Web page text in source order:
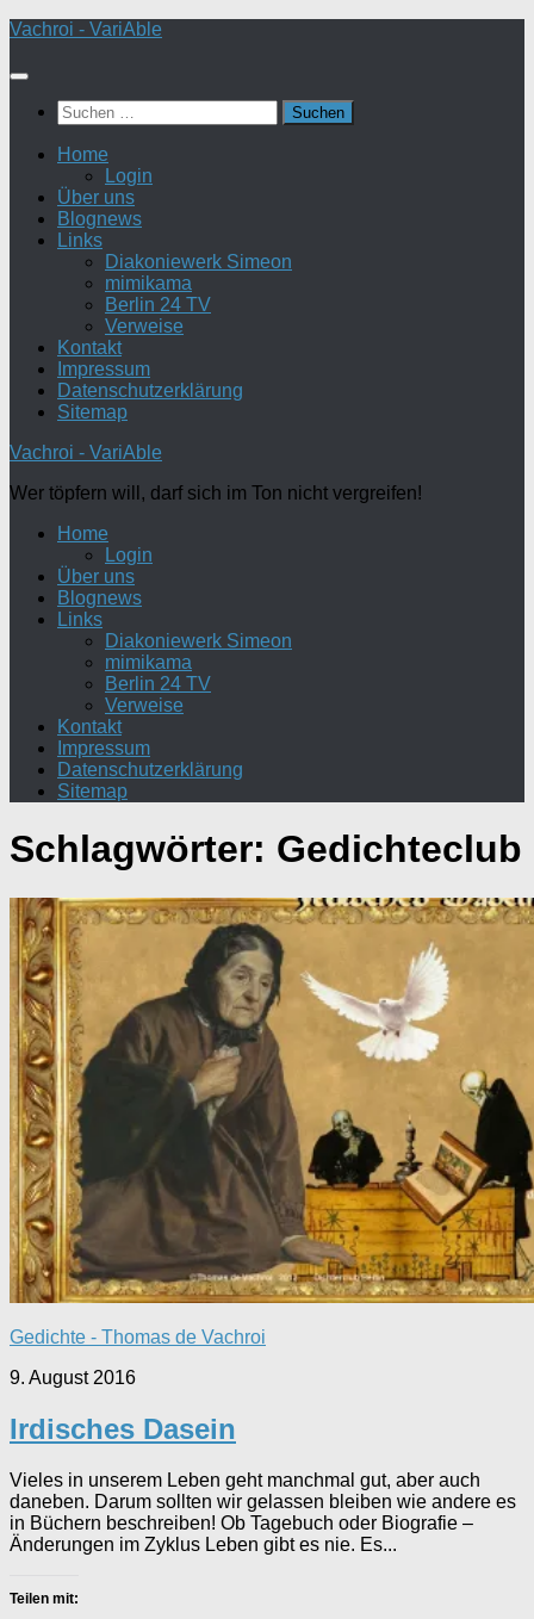
Zum
springen
Vachroi - VariAble
Suchen
nach:
Home
Login
Über uns
Blognews
Links
Diakoniewerk Simeon
mimikama
Berlin 24 TV
Verweise
Kontakt
Impressum
Datenschutzerklärung
Sitemap
Vachroi - VariAble
Wer töpfern will, darf sich im Ton nicht vergreifen!
Home
Login
Über uns
Blognews
Links
Diakoniewerk Simeon
mimikama
Berlin 24 TV
Verweise
Kontakt
Impressum
Datenschutzerklärung
Sitemap
Schlagwörter: Gedichteclub
Gedichte - Thomas de Vachroi
9. August 2016
Irdisches Dasein
Vieles in unserem Leben geht manchmal gut, aber auch
daneben. Darum sollten wir gelassen bleiben wie andere es
in Büchern beschreiben! Ob Tagebuch oder Biografie –
Änderungen im Zyklus Leben gibt es nie. Es...
Teilen mit: